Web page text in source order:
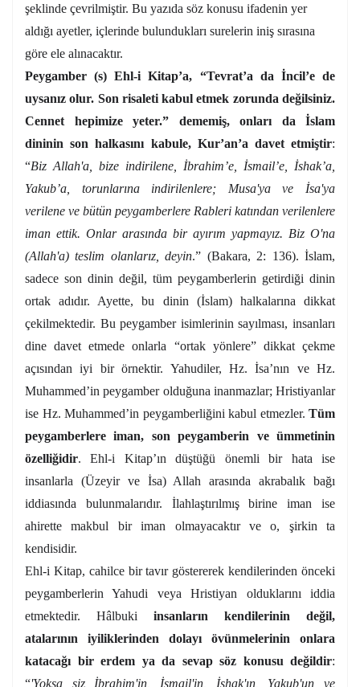
şeklinde çevrilmiştir. Bu yazıda söz konusu ifadenin yer
aldığı ayetler, içlerinde bulundukları surelerin iniş sırasına
göre ele alınacaktır.
Peygamber (s) Ehl-i Kitap’a, “Tevrat’a da İncil’e de
uysanız olur. Son risaleti kabul etmek zorunda değilsiniz.
Cennet hepimize yeter.” dememiş, onları da İslam
dininin son halkasını kabule, Kur’an’a davet etmiştir:
“Biz Allah'a, bize indirilene, İbrahim’e, İsmail’e, İshak’a,
Yakub’a, torunlarına indirilenlere; Musa'ya ve İsa'ya
verilene ve bütün peygamberlere Rableri katından verilenlere
iman ettik. Onlar arasında bir ayırım yapmayız. Biz O'na
(Allah'a) teslim olanlarız, deyin.” (Bakara, 2: 136). İslam,
sadece son dinin değil, tüm peygamberlerin getirdiği dinin
ortak adıdır. Ayette, bu dinin (İslam) halkalarına dikkat
çekilmektedir. Bu peygamber isimlerinin sayılması, insanları
dine davet etmede onlarla “ortak yönlere” dikkat çekme
açısından iyi bir örnektir. Yahudiler, Hz. İsa’nın ve Hz.
Muhammed’in peygamber olduğuna inanmazlar; Hristiyanlar
ise Hz. Muhammed’in peygamberliğini kabul etmezler. Tüm
peygamberlere iman, son peygamberin ve ümmetinin
özelliğidir. Ehl-i Kitap’ın düştüğü önemli bir hata ise
insanlarla (Üzeyir ve İsa) Allah arasında akrabalık bağı
iddiasında bulunmalarıdır. İlahlaştırılmış birine iman ise
ahirette makbul bir iman olmayacaktır ve o, şirkin ta
kendisidir.
Ehl-i Kitap, cahilce bir tavır göstererek kendilerinden önceki
peygamberlerin Yahudi veya Hristiyan olduklarını iddia
etmektedir. Hâlbuki insanların kendilerinin değil,
atalarının iyiliklerinden dolayı övünmelerinin onlara
katacağı bir erdem ya da sevap söz konusu değildir:
“'Yoksa siz İbrahim'in, İsmail'in, İshak'ın, Yakub'un ve